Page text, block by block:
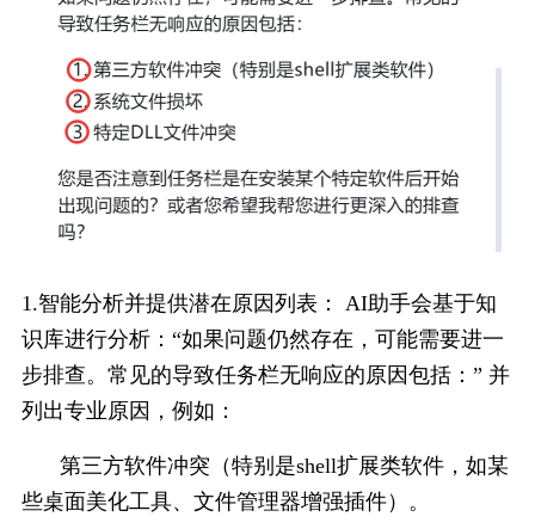
1.智能分析并提供潜在原因列表： AI助手会基于知
识库进行分析：“如果问题仍然存在，可能需要进一
步排查。常见的导致任务栏无响应的原因包括：” 并
列出专业原因，例如：
第三方软件冲突（特别是shell扩展类软件，如某
些桌面美化工具、文件管理器增强插件）。